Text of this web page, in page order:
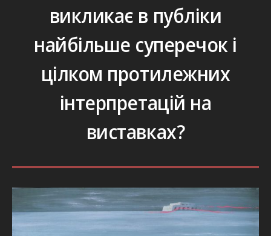
викликає в публіки
найбільше суперечок і
цілком протилежних
інтерпретацій на
виставках?